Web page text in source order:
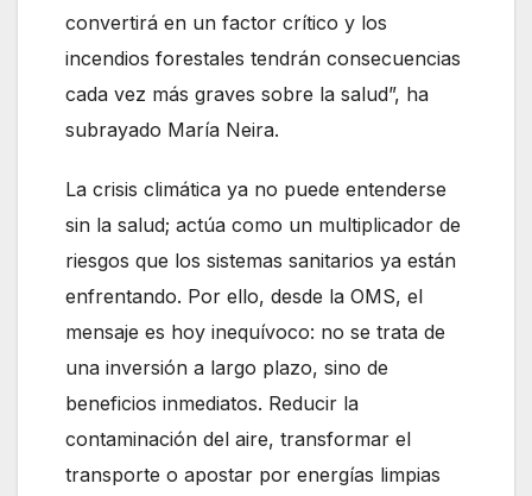
convertirá en un factor crítico y los
incendios forestales tendrán consecuencias
cada vez más graves sobre la salud”, ha
subrayado María Neira.
La crisis climática ya no puede entenderse
sin la salud; actúa como un multiplicador de
riesgos que los sistemas sanitarios ya están
enfrentando. Por ello, desde la OMS, el
mensaje es hoy inequívoco: no se trata de
una inversión a largo plazo, sino de
beneficios inmediatos. Reducir la
contaminación del aire, transformar el
transporte o apostar por energías limpias